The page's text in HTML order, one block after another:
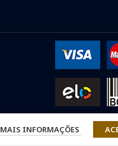
MAIS INFORMAÇÕES